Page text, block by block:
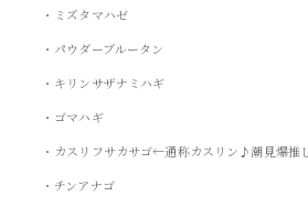
・ミズタマハゼ
・パウダーブルータン
・キリンサザナミハギ
・ゴマハギ
・カスリフサカサゴ←通称カスリン♪潮見爆推
・チンアナゴ